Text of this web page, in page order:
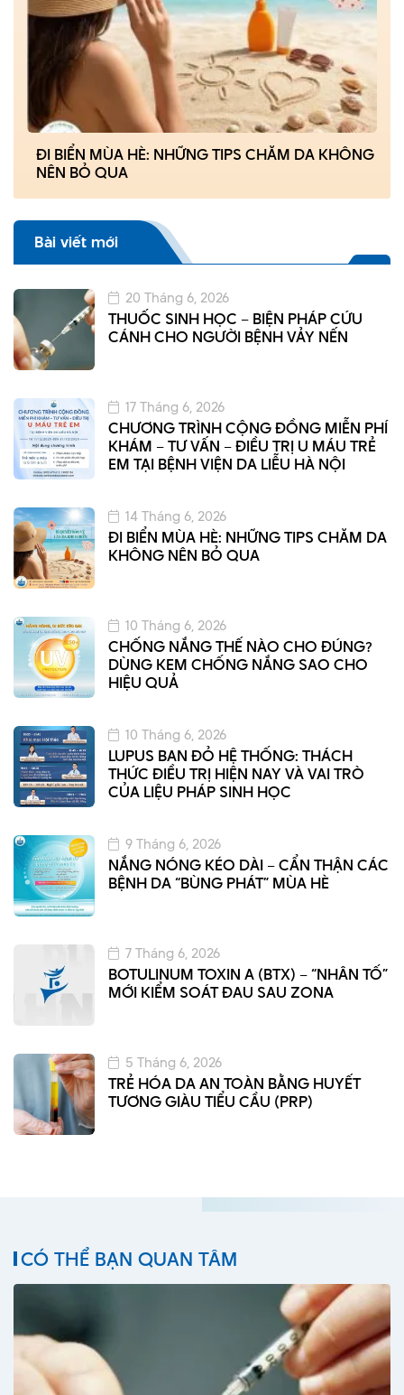
ĐI BIỂN MÙA HÈ: NHỮNG TIPS CHĂM DA KHÔNG
NÊN BỎ QUA
Bài viết mới
THUỐC SINH HỌC – BIỆN PHÁP CỨU
CÁNH CHO NGƯỜI BỆNH VẢY NẾN
20 Tháng 6, 2026
CHƯƠNG TRÌNH CỘNG ĐỒNG MIỄN PHÍ
KHÁM – TƯ VẤN – ĐIỀU TRỊ U MÁU TRẺ
EM TẠI BỆNH VIỆN DA LIỄU HÀ NỘI
17 Tháng 6, 2026
ĐI BIỂN MÙA HÈ: NHỮNG TIPS CHĂM DA
KHÔNG NÊN BỎ QUA
14 Tháng 6, 2026
CHỐNG NẮNG THẾ NÀO CHO ĐÚNG?
DÙNG KEM CHỐNG NẮNG SAO CHO
HIỆU QUẢ
10 Tháng 6, 2026
LUPUS BAN ĐỎ HỆ THỐNG: THÁCH
THỨC ĐIỀU TRỊ HIỆN NAY VÀ VAI TRÒ
CỦA LIỆU PHÁP SINH HỌC
10 Tháng 6, 2026
NẮNG NÓNG KÉO DÀI – CẨN THẬN CÁC
BỆNH DA “BÙNG PHÁT” MÙA HÈ
9 Tháng 6, 2026
BOTULINUM TOXIN A (BTX) – “NHÂN TỐ”
MỚI KIỂM SOÁT ĐAU SAU ZONA
7 Tháng 6, 2026
TRẺ HÓA DA AN TOÀN BẰNG HUYẾT
TƯƠNG GIÀU TIỂU CẦU (PRP)
5 Tháng 6, 2026
CÓ THỂ BẠN QUAN TÂM